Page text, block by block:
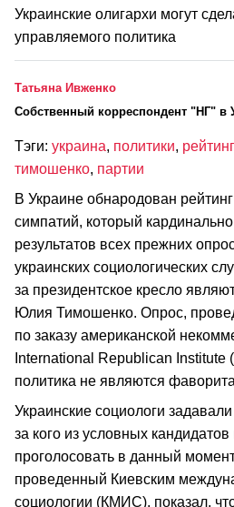
Украинские олигархи могут
управляемого политика
Татьяна Ивженко
Cобственный корреспондент "НГ" в
Тэги: украина, политики, рейтинг
тимошенко, партии
В Украине обнародован
симпатий, который кардинально
результатов всех прежних
украинских социологических
за президентское кресло
Юлия Тимошенко. Опрос,
по заказу американской
International Republican Institute
политика не являются
Украинские социологи
за кого из условных кандидатов
проголосовать в данный
проведенный Киевским
социологии (КМИС), показал,